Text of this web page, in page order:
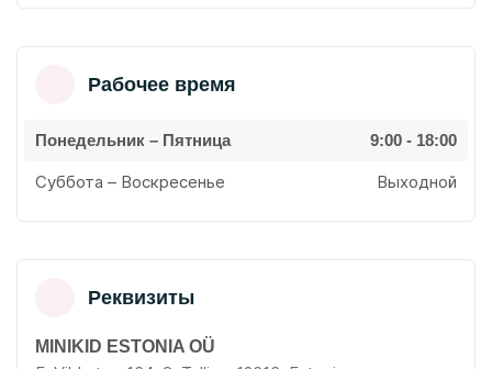
Рабочее время
Понедельник – Пятница 9:00 - 18:00
Суббота – Воскресенье Выходной
Pеквизиты
MINIKID ESTONIA OÜ